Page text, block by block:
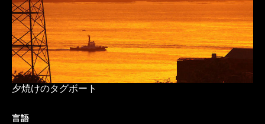
夕焼けのタグボート
言語